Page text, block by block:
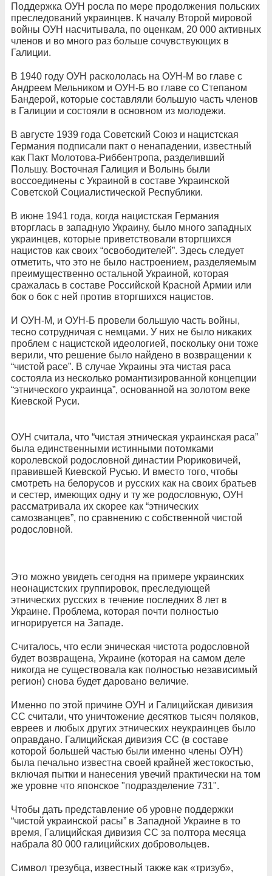
Поддержка ОУН росла по мере продолжения польских
преследований украинцев. К началу Второй мировой
войны ОУН насчитывала, по оценкам, 20 000 активных
членов и во много раз больше сочувствующих в
Галиции.
В 1940 году ОУН раскололась на ОУН-М во главе с
Андреем Мельником и ОУН-Б во главе со Степаном
Бандерой, которые составляли большую часть членов
в Галиции и состояли в основном из молодежи.
В августе 1939 года Советский Союз и нацистская
Германия подписали пакт о ненападении, известный
как Пакт Молотова-Риббентропа, разделивший
Польшу. Восточная Галиция и Волынь были
воссоединены с Украиной в составе Украинской
Советской Социалистической Республики.
В июне 1941 года, когда нацистская Германия
вторглась в западную Украину, было много западных
украинцев, которые приветствовали вторгшихся
нацистов как своих “освободителей”. Здесь следует
отметить, что это не было настроением, разделяемым
преимущественно остальной Украиной, которая
сражалась в составе Российской Красной Армии или
бок о бок с ней против вторгшихся нацистов.
И ОУН-М, и ОУН-Б провели большую часть войны,
тесно сотрудничая с немцами. У них не было никаких
проблем с нацистской идеологией, поскольку они тоже
верили, что решение было найдено в возвращении к
“чистой расе”. В случае Украины эта чистая раса
состояла из несколько романтизированной концепции
“этнического украинца”, основанной на золотом веке
Киевской Руси.
ОУН считала, что “чистая этническая украинская раса”
была единственными истинными потомками
королевской родословной династии Рюриковичей,
правившей Киевской Русью. И вместо того, чтобы
смотреть на белорусов и русских как на своих братьев
и сестер, имеющих одну и ту же родословную, ОУН
рассматривала их скорее как “этнических
самозванцев”, по сравнению с собственной чистой
родословной.
Это можно увидеть сегодня на примере украинских
неонацистских группировок, преследующей
этнических русских в течение последних 8 лет в
Украине. Проблема, которая почти полностью
игнорируется на Западе.
Считалось, что если эническая чистота родословной
будет возвращена, Украине (которая на самом деле
никогда не существовала как полностью независимый
регион) снова будет даровано величие.
Именно по этой причине ОУН и Галицийская дивизия
СС считали, что уничтожение десятков тысяч поляков,
евреев и любых других этнических неукраинцев было
оправдано. Галицийская дивизия СС (в составе
которой большей частью были именно члены ОУН)
была печально известна своей крайней жестокостью,
включая пытки и нанесения увечий практически на том
же уровне что японское "подразделение 731".
Чтобы дать представление об уровне поддержки
“чистой украинской расы” в Западной Украине в то
время, Галицийская дивизия СС за полтора месяца
набрала 80 000 галицийских добровольцев.
Символ трезубца, известный также как «тризуб»,